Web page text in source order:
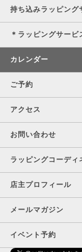
持ち込みラッピング
＊ラッピングサー
カレンダー
ご予約
アクセス
お問い合わせ
ラッピングコーデ
店主プロフィール
メールマガジン
イベント予約